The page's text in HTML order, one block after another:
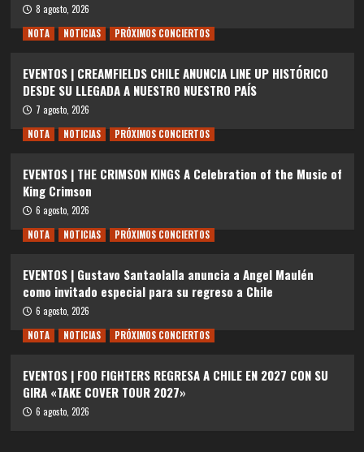
8 agosto, 2026
NOTA
NOTICIAS PRÓXIMOS CONCIERTOS
EVENTOS | CREAMFIELDS CHILE ANUNCIA LINE UP HISTÓRICO
DESDE SU LLEGADA A NUESTRO NUESTRO PAÍS
7 agosto, 2026
NOTA
NOTICIAS PRÓXIMOS CONCIERTOS
EVENTOS | THE CRIMSON KINGS A Celebration of the Music of
King Crimson
6 agosto, 2026
NOTA
NOTICIAS PRÓXIMOS CONCIERTOS
EVENTOS | Gustavo Santaolalla anuncia a Angel Maulén
como invitado especial para su regreso a Chile
6 agosto, 2026
NOTA
NOTICIAS PRÓXIMOS CONCIERTOS
EVENTOS | FOO FIGHTERS REGRESA A CHILE EN 2027 CON SU
GIRA «TAKE COVER TOUR 2027»
6 agosto, 2026